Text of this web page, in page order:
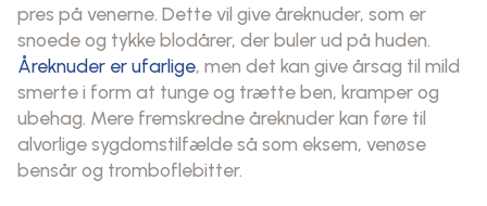
pres på venerne. Dette vil give åreknuder, som er
snoede og tykke blodårer, der buler ud på huden.
Åreknuder er ufarlige, men det kan give årsag til mild
smerte i form at tunge og trætte ben, kramper og
ubehag. Mere fremskredne åreknuder kan føre til
alvorlige sygdomstilfælde så som eksem, venøse
bensår og tromboflebitter.